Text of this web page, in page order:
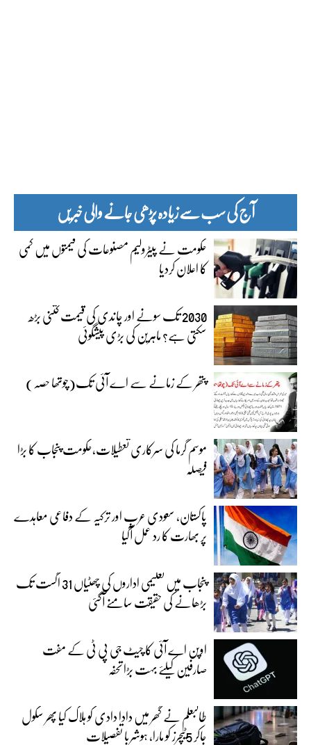
آج کی سب سے زیادہ پڑھی جانے والی خبریں
حکومت نے پیٹرولیم مصنوعات کی قیمتوں میں کمی
کا اعلان کردیا
2030 تک سونے اور چاندی کی قیمت کتنی بڑھ
سکتی ہے؟ ماہرین کی بڑی پیشگوئی
پتھر کے زمانے سے اے آئی تک(چوتھا حصہ)
موسم گرما کی سرکاری تعطیلات،حکومت پنجاب کا بڑا
فیصلہ
پاکستان، سعودی عرب اور ترکیہ کے دفاعی معاہدے
پر بھارت کا رد عمل آگیا
پنجاب میں تعلیمی اداروں کی چھٹیاں 31 اگست تک
بڑھانے کی حقیقت سامنے آگئی
اوپن اے آئی کا چیٹ جی پی ٹی کے مفت
صارفین کیلئے بہت بڑا تحفہ
طالبعلم نے گھر میں دادا دادی کو ہلاک کیا پھر سکول
جاکر 5ٹیچرز کو مارا، ہوشربا تفصیلات